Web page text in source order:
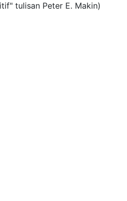
tulisan Peter E. Makin)